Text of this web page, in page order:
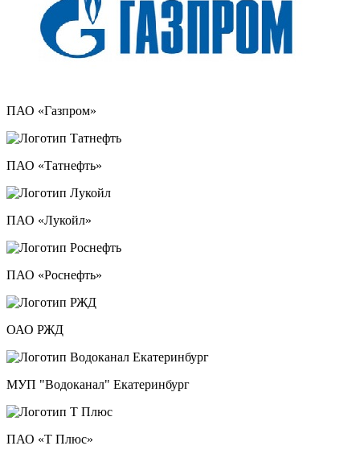
ПАО «Газпром»
ПАО «Татнефть»
ПАО «Лукойл»
ПАО «Роснефть»
ОАО РЖД
МУП "Водоканал" Екатеринбург
ПАО «Т Плюс»